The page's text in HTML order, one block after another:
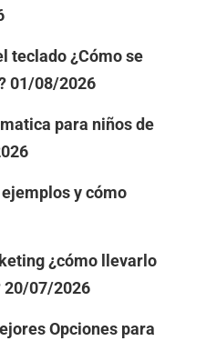
teclado ¿Cómo se
01/08/2026
para niños de
y cómo
¿cómo llevarlo
20/07/2026
Opciones para